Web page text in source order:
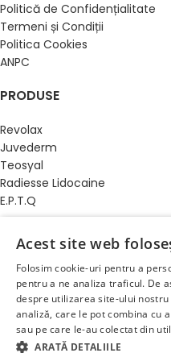
Politică de Confidențialitate
Termeni și Condiții
Politica Cookies
ANPC
PRODUSE
Revolax
Juvederm
Teosyal
Radiesse Lidocaine
E.P.T.Q
PRODUSE
Dermalax
Slăbire Localizată
Hyaluron Pen
Cartușe
Creme Anestezice
Acest site web
Folosim cookie-uri pentru a
pentru a ne analiza traficul. De
despre utilizarea site-ului
analiză, care le pot combina cu
sau pe care le-au colectat din
ARATĂ DETALIILE